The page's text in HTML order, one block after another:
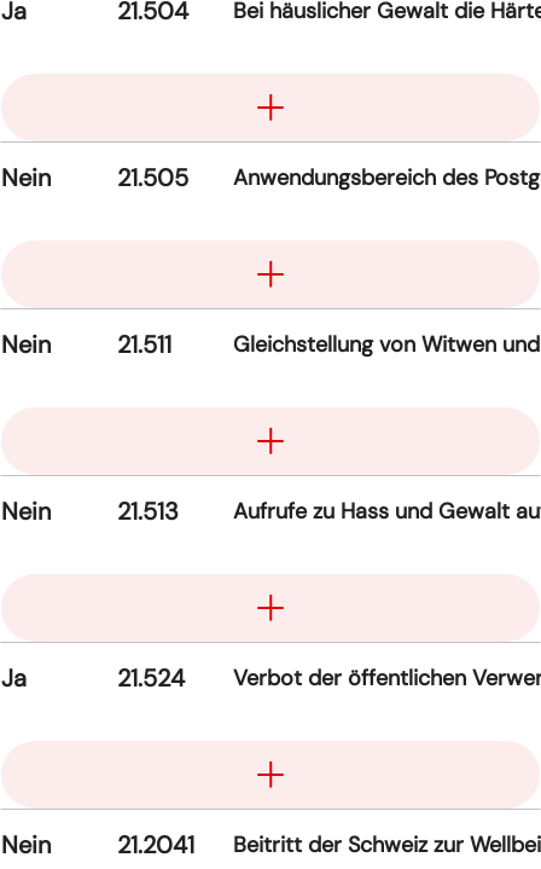
Ja 21.504 Bei häuslicher Gewalt die
Nein 21.505 Anwendungsbereich des
Nein 21.511 Gleichstellung von Witwen
Nein 21.513 Aufrufe zu Hass und Gewalt
Ja 21.524 Verbot der öffentlichen
Nein 21.2041 Beitritt der Schweiz zur